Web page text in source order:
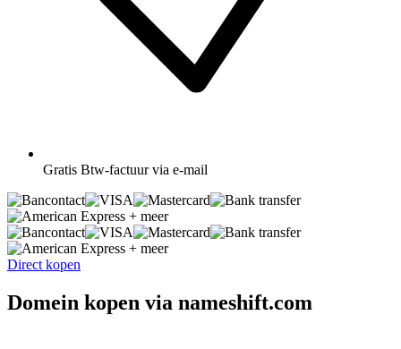
Gratis Btw-factuur via e-mail
+ meer
+ meer
Direct kopen
Domein kopen via nameshift.com